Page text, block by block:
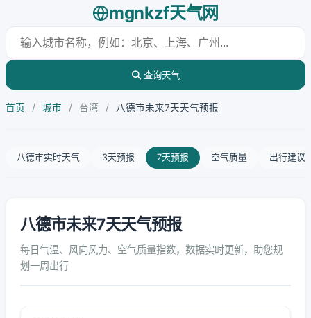
mgnkzf天气网
查询天气
首页 / 城市 / 台湾 / 八德市未来7天天气预报
八德市实时天气 3天预报 7天预报 空气质量 出行建议
八德市未来7天天气预报
每日气温、风向风力、空气质量指数，数据实时更新，助您规
划一周出行